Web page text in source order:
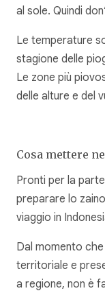
al sole. Quindi
Le temperature
stagione delle
Le zone più
delle alture e del
Cosa mettere
Pronti per la
preparare lo
viaggio in
Dal momento
territoriale e
a regione, non è